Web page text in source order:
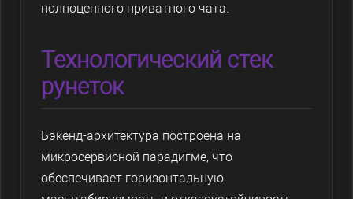
полноценного приватного чата.
Технологический стек
рунеток
Бэкенд-архитектура построена на
микросервисной парадигме, что
обеспечивает горизонтальную